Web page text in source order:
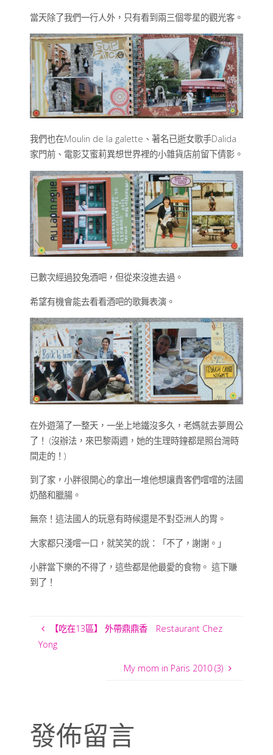
當天除了我們一行人外，只有看到兩三個零星的觀光客。
我們也在Moulin de la galette、著名已逝女歌手Dalida
家門前、電影艾蜜莉異想世界裡的小雜貨店前留下倩影。
已數次經過狡兔酒吧，但從來沒進去過。
希望有機會能去看看酒吧的歌舞表演。
在外遊蕩了一整天，一坐上地鐵沒多久，老媽就去夢周公
了！ (沒辦法，來巴黎兩週，她的生理時鐘都是照台灣時
間走的！)
到了家，小胖很開心的拿出一堆他想讓貴客們嚐嚐的法國
奶酪和臘腸。
無奈！這法國人的玩意有時候還是不對亞洲人的胃。
大家都只淺嚐一口，就笑笑的說：「不了，謝謝。」
小胖當下樂的不得了，這些都是他最愛的食物。 這下賺
到了！
【吃在13區】 外帶鼎鼎香 Restaurant Chez
Yong
My mom in Paris 2010 (3)
發佈留言